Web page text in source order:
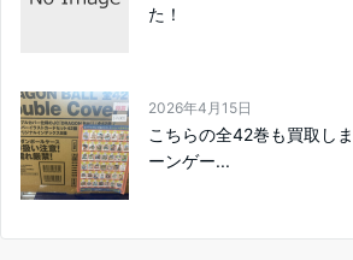
た！
2026年4月15日
こちらの全42巻も買取し
ーンゲー...